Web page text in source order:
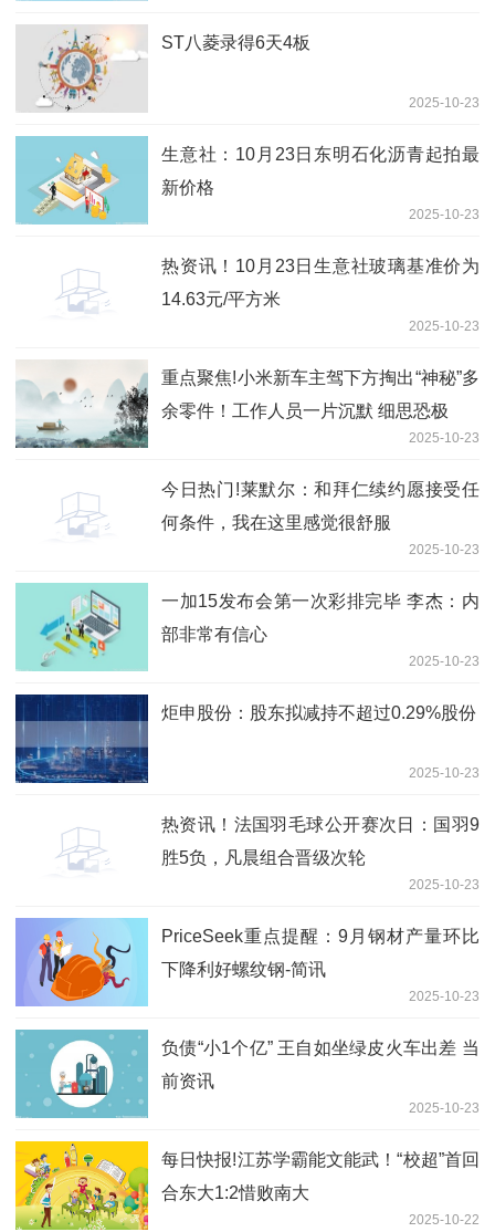
ST八菱录得6天4板
2025-10-23
生意社：10月23日东明石化沥青起拍最
新价格
2025-10-23
热资讯！10月23日生意社玻璃基准价为
14.63元/平方米
2025-10-23
重点聚焦!小米新车主驾下方掏出“神秘”多
余零件！工作人员一片沉默 细思恐极
2025-10-23
今日热门!莱默尔：和拜仁续约愿接受任
何条件，我在这里感觉很舒服
2025-10-23
一加15发布会第一次彩排完毕 李杰：内
部非常有信心
2025-10-23
炬申股份：股东拟减持不超过0.29%股份
2025-10-23
热资讯！法国羽毛球公开赛次日：国羽9
胜5负，凡晨组合晋级次轮
2025-10-23
PriceSeek重点提醒：9月钢材产量环比
下降利好螺纹钢-简讯
2025-10-23
负债“小1个亿” 王自如坐绿皮火车出差 当
前资讯
2025-10-23
每日快报!江苏学霸能文能武！“校超”首回
合东大1:2惜败南大
2025-10-22